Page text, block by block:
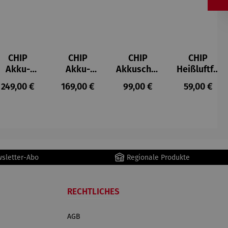
CHIP
Akku-
Staubsau
ger
Regulärer Preis:
249,00 €
CHIP
Akku-
Staubsau
ger DS02
Regulärer Preis:
169,00 €
CHIP
Akkuschra
uber
Regulärer Preis:
99,00 €
CHIP
Heißluftfri
tteuse
Regulärer
59,00 €
Abo Regionale Produkte
RECHTLICHES
AGB